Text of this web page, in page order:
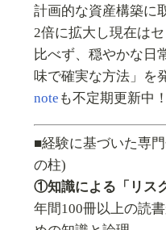
計画的な資産構築に
2倍に拡大し現在は
比べず、穏やかな日
味で確実な方法」を
note も不定期更新中！
■経験に基づいた専
の柱)
①知識による「リス
年間100冊以上の読